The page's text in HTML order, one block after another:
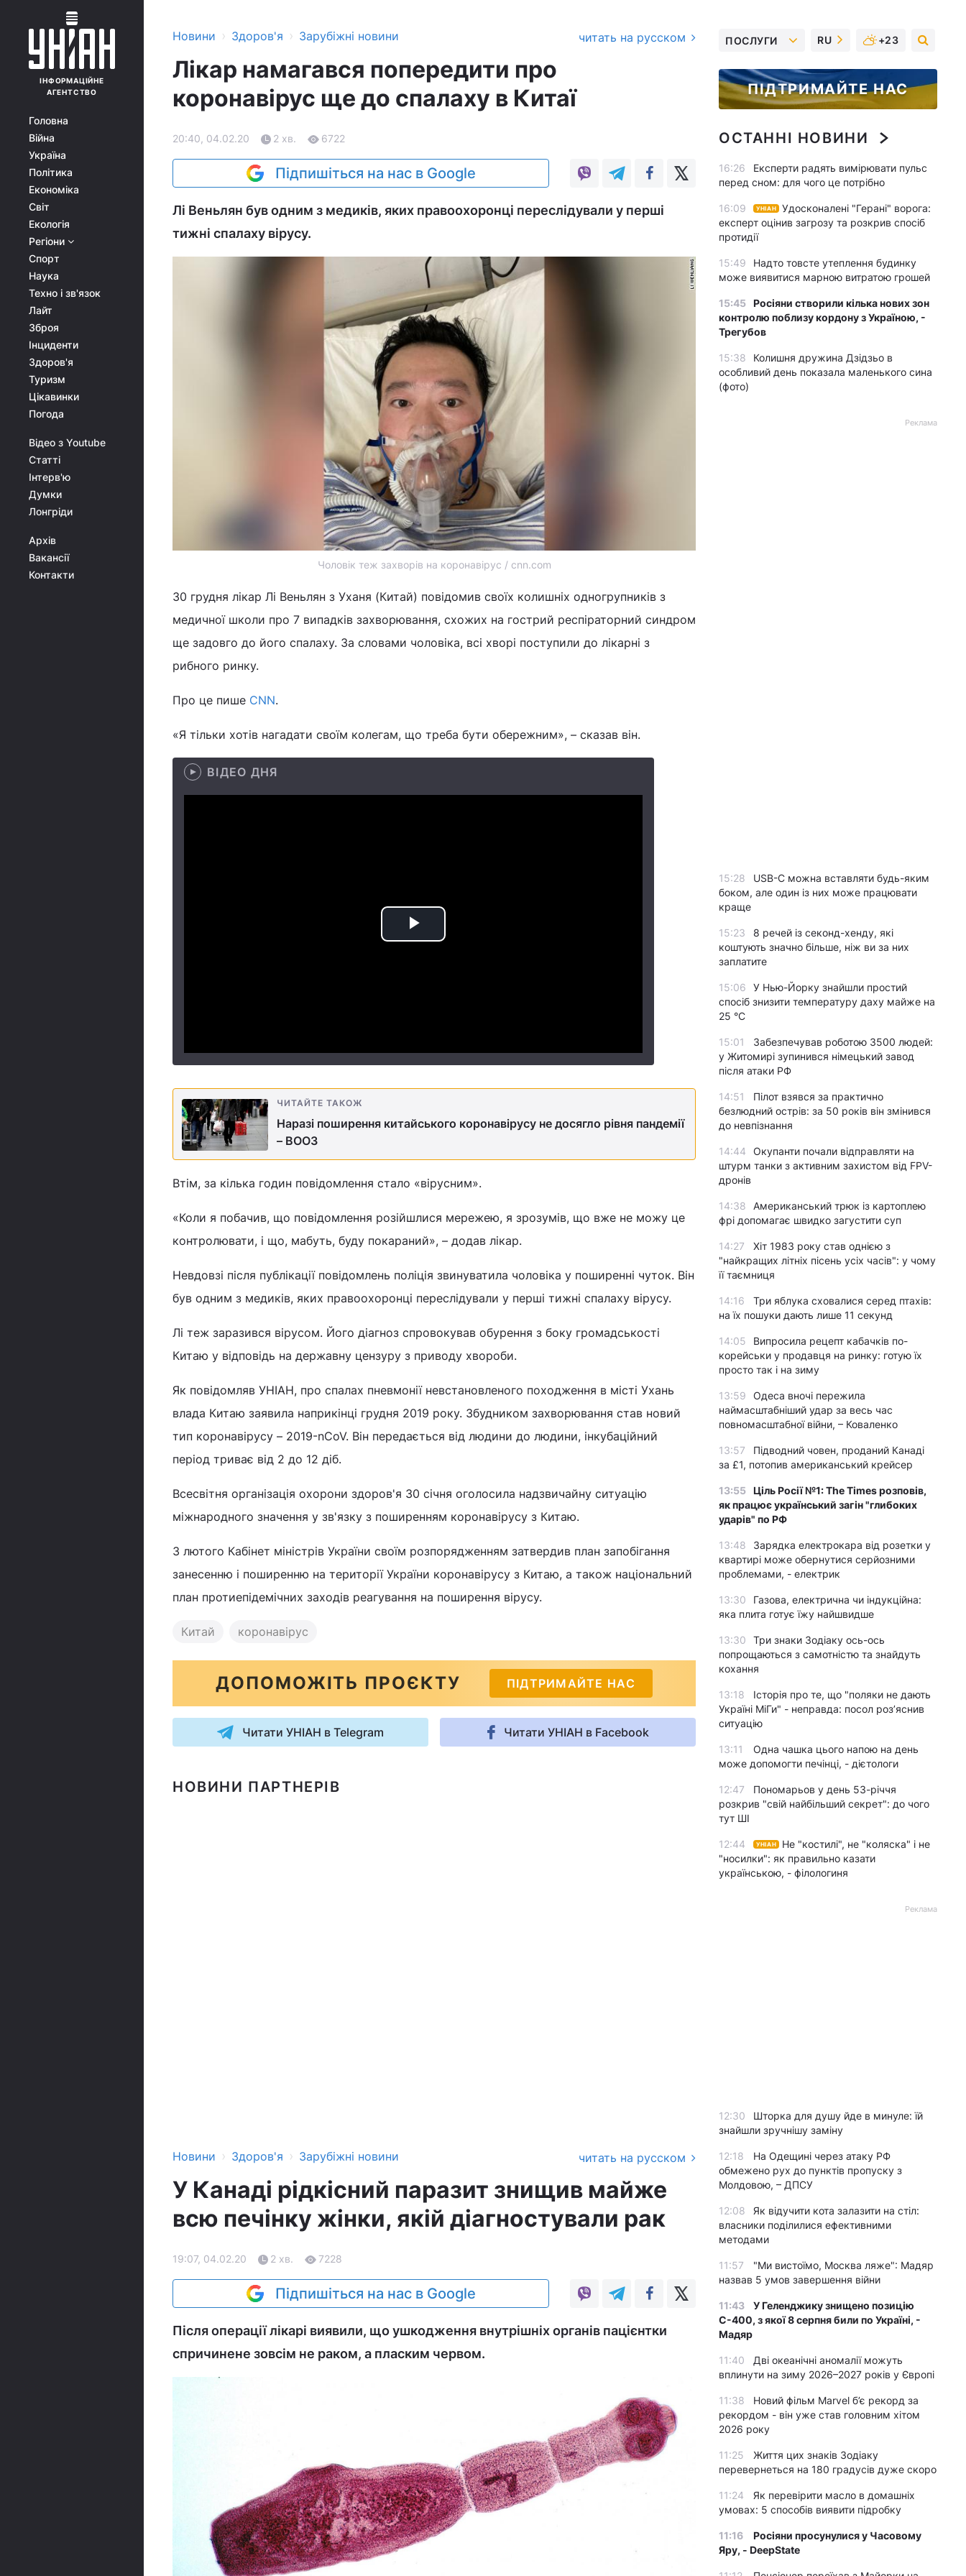
ІНФОРМАЦІЙНЕ
АГЕНТСТВО
Головна
Війна
Україна
Політика
Економіка
Світ
Екологія
Регіони
Спорт
Наука
Техно і зв'язок
Лайт
Зброя
Інциденти
Здоров'я
Туризм
Цікавинки
Погода
Відео з Youtube
Статті
Інтерв'ю
Думки
Лонгріди
Архів
Вакансії
Контакти
Новини › Здоров'я › Зарубіжні новини читать на русском
Лікар намагався попередити про
коронавірус ще до спалаху в Китаї
20:40, 04.02.20 2 хв. 6722
Підпишіться на нас в Google
Лі Веньлян був одним з медиків, яких правоохоронці переслідували у перші
тижні спалаху вірусу.
Чоловік теж захворів на коронавірус / cnn.com
30 грудня лікар Лі Веньлян з Уханя (Китай) повідомив своїх колишніх одногрупників з
медичної школи про 7 випадків захворювання, схожих на гострий респіраторний синдром
ще задовго до його спалаху. За словами чоловіка, всі хворі поступили до лікарні з
рибного ринку.
Про це пише CNN.
«Я тільки хотів нагадати своїм колегам, що треба бути обережним», – сказав він.
ВІДЕО ДНЯ
Play
ЧИТАЙТЕ ТАКОЖ
Наразі поширення китайського коронавірусу не досягло рівня пандемії
– ВООЗ
Втім, за кілька годин повідомлення стало «вірусним».
«Коли я побачив, що повідомлення розійшлися мережею, я зрозумів, що вже не можу це
контролювати, і що, мабуть, буду покараний», – додав лікар.
Невдовзі після публікації повідомлень поліція звинуватила чоловіка у поширенні чуток. Він
був одним з медиків, яких правоохоронці переслідували у перші тижні спалаху вірусу.
Лі теж заразився вірусом. Його діагноз спровокував обурення з боку громадськості
Китаю у відповідь на державну цензуру з приводу хвороби.
Як повідомляв УНІАН, про спалах пневмонії невстановленого походження в місті Ухань
влада Китаю заявила наприкінці грудня 2019 року. Збудником захворювання став новий
тип коронавірусу – 2019-nCoV. Він передається від людини до людини, інкубаційний
період триває від 2 до 12 діб.
Всесвітня організація охорони здоров'я 30 січня оголосила надзвичайну ситуацію
міжнародного значення у зв'язку з поширенням коронавірусу з Китаю.
3 лютого Кабінет міністрів України своїм розпорядженням затвердив план запобігання
занесенню і поширенню на території України коронавірусу з Китаю, а також національний
план протиепідемічних заходів реагування на поширення вірусу.
Китай коронавірус
ДОПОМОЖІТЬ ПРОЄКТУ ПІДТРИМАЙТЕ НАС
Читати УНІАН в Telegram Читати УНІАН в Facebook
НОВИНИ ПАРТНЕРІВ
Новини › Здоров'я › Зарубіжні новини читать на русском
У Канаді рідкісний паразит знищив майже
всю печінку жінки, якій діагностували рак
19:07, 04.02.20 2 хв. 7228
Підпишіться на нас в Google
Після операції лікарі виявили, що ушкодження внутрішніх органів пацієнтки
спричинене зовсім не раком, а пласким червом.
ПОСЛУГИ RU +23
ПІДТРИМАЙТЕ НАС
ОСТАННІ НОВИНИ
16:26
Експерти радять вимірювати пульс
перед сном: для чого це потрібно
16:09 УНІАН
Удосконалені "Герані" ворога:
експерт оцінив загрозу та розкрив спосіб
протидії
15:49
Надто товсте утеплення будинку
може виявитися марною витратою грошей
15:45 Росіяни створили кілька нових зон
контролю поблизу кордону з Україною, -
Трегубов
15:38
Колишня дружина Дзідзьо в
особливий день показала маленького сина
(фото)
Реклама
15:28
USB-C можна вставляти будь-яким
боком, але один із них може працювати
краще
15:23
8 речей із секонд-хенду, які
коштують значно більше, ніж ви за них
заплатите
15:06
У Нью-Йорку знайшли простий
спосіб знизити температуру даху майже на
25 °C
15:01
Забезпечував роботою 3500 людей:
у Житомирі зупинився німецький завод
після атаки РФ
14:51
Пілот взявся за практично
безлюдний острів: за 50 років він змінився
до невпізнання
14:44
Окупанти почали відправляти на
штурм танки з активним захистом від FPV-
дронів
14:38
Американський трюк із картоплею
фрі допомагає швидко загустити суп
14:27
Хіт 1983 року став однією з
"найкращих літніх пісень усіх часів": у чому
її таємниця
14:16
Три яблука сховалися серед птахів:
на їх пошуки дають лише 11 секунд
14:05
Випросила рецепт кабачків по-
корейськи у продавця на ринку: готую їх
просто так і на зиму
13:59
Одеса вночі пережила
наймасштабніший удар за весь час
повномасштабної війни, – Коваленко
13:57
Підводний човен, проданий Канаді
за £1, потопив американський крейсер
13:55 Ціль Росії №1: The Times розповів,
як працює український загін "глибоких
ударів" по РФ
13:48
Зарядка електрокара від розетки у
квартирі може обернутися серйозними
проблемами, - електрик
13:30
Газова, електрична чи індукційна:
яка плита готує їжу найшвидше
13:30
Три знаки Зодіаку ось-ось
попрощаються з самотністю та знайдуть
кохання
13:18
Історія про те, що "поляки не дають
Україні МіГи" - неправда: посол роз’яснив
ситуацію
13:11
Одна чашка цього напою на день
може допомогти печінці, - дієтологи
12:47
Пономарьов у день 53-річчя
розкрив "свій найбільший секрет": до чого
тут ШІ
12:44 УНІАН
Не "костилі", не "коляска" і не
"носилки": як правильно казати
українською, - філологиня
Реклама
12:30
Шторка для душу йде в минуле: їй
знайшли зручнішу заміну
12:18
На Одещині через атаку РФ
обмежено рух до пунктів пропуску з
Молдовою, – ДПСУ
12:08
Як відучити кота залазити на стіл:
власники поділилися ефективними
методами
11:57
"Ми вистоїмо, Москва ляже": Мадяр
назвав 5 умов завершення війни
11:43
У Геленджику знищено позицію
С-400, з якої 8 серпня били по Україні, -
Мадяр
11:40
Дві океанічні аномалії можуть
вплинути на зиму 2026–2027 років у Європі
11:38
Новий фільм Marvel б’є рекорд за
рекордом - він уже став головним хітом
2026 року
11:25
Життя цих знаків Зодіаку
перевернеться на 180 градусів дуже скоро
11:24
Як перевірити масло в домашніх
умовах: 5 способів виявити підробку
11:16
Росіяни просунулися у Часовому
Яру, - DeepState